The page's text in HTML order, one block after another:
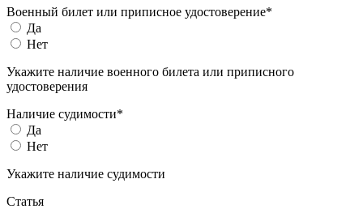
Военный билет или приписное удостоверение*
Да
Нет
Укажите наличие военного билета или приписного
удостоверения
Наличие судимости*
Да
Нет
Укажите наличие судимости
Статья